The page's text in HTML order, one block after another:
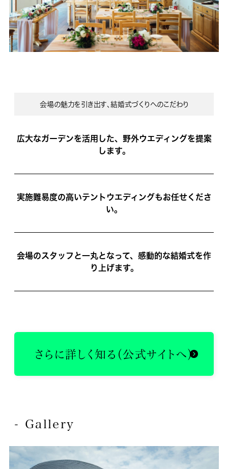
会場の魅力を引き出す､結婚式づくりへのこだわり
広大なガーデンを活用した、野外ウエディングを提案
します。
実施難易度の高いテントウエディングもお任せくださ
い。
会場のスタッフと一丸となって、感動的な結婚式を作
り上げます。
さらに詳しく知る（公式サイトへ）
- Gallery